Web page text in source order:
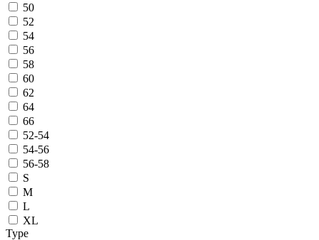
50
52
54
56
58
60
62
64
66
52-54
54-56
56-58
S
M
L
XL
Type